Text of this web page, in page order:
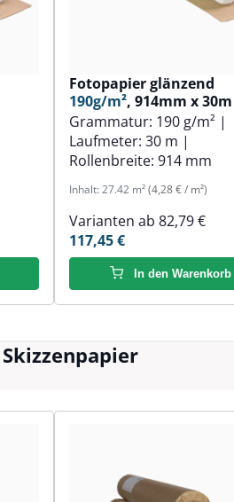
Fotopapier glänzend
190g/m², 914mm x 30m
Grammatur: 190 g/m² |
Laufmeter: 30 m |
Rollenbreite: 914 mm
Inhalt: 27.42 m²(4,28 € / m²)
Varianten ab 82,79 €
117,45 €
In den Warenkorb
Skizzenpapier